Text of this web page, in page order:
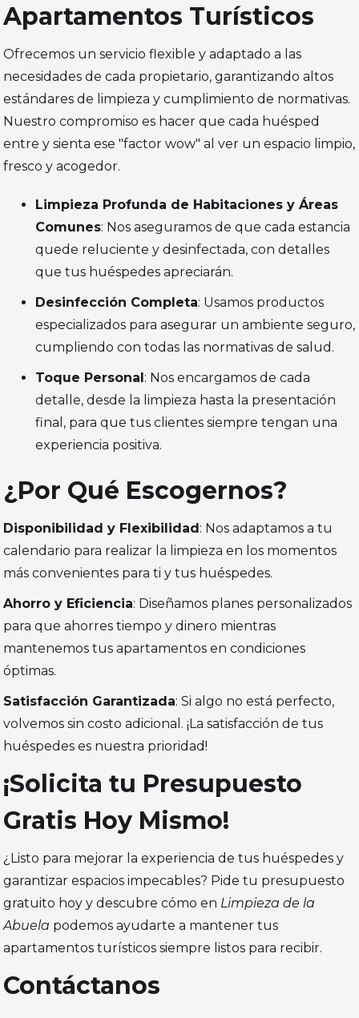
Apartamentos Turísticos
Ofrecemos un servicio flexible y adaptado a las
necesidades de cada propietario, garantizando altos
estándares de limpieza y cumplimiento de normativas.
Nuestro compromiso es hacer que cada huésped
entre y sienta ese "factor wow" al ver un espacio limpio,
fresco y acogedor.
Limpieza Profunda de Habitaciones y Áreas
Comunes: Nos aseguramos de que cada estancia
quede reluciente y desinfectada, con detalles
que tus huéspedes apreciarán.
Desinfección Completa: Usamos productos
especializados para asegurar un ambiente seguro,
cumpliendo con todas las normativas de salud.
Toque Personal : Nos encargamos de cada
detalle, desde la limpieza hasta la presentación
final, para que tus clientes siempre tengan una
experiencia positiva.
¿Por Qué Escogernos?
Disponibilidad y Flexibilidad : Nos adaptamos a tu
calendario para realizar la limpieza en los momentos
más convenientes para ti y tus huéspedes.
Ahorro y Eficiencia: Diseñamos planes personalizados
para que ahorres tiempo y dinero mientras
mantenemos tus apartamentos en condiciones
óptimas.
Satisfacción Garantizada: Si algo no está perfecto,
volvemos sin costo adicional. ¡La satisfacción de tus
huéspedes es nuestra prioridad!
¡Solicita tu Presupuesto
Gratis Hoy Mismo!
¿Listo para mejorar la experiencia de tus huéspedes y
garantizar espacios impecables? Pide tu presupuesto
gratuito hoy y descubre cómo en Limpieza de la
Abuela podemos ayudarte a mantener tus
apartamentos turísticos siempre listos para recibir.
Contáctanos